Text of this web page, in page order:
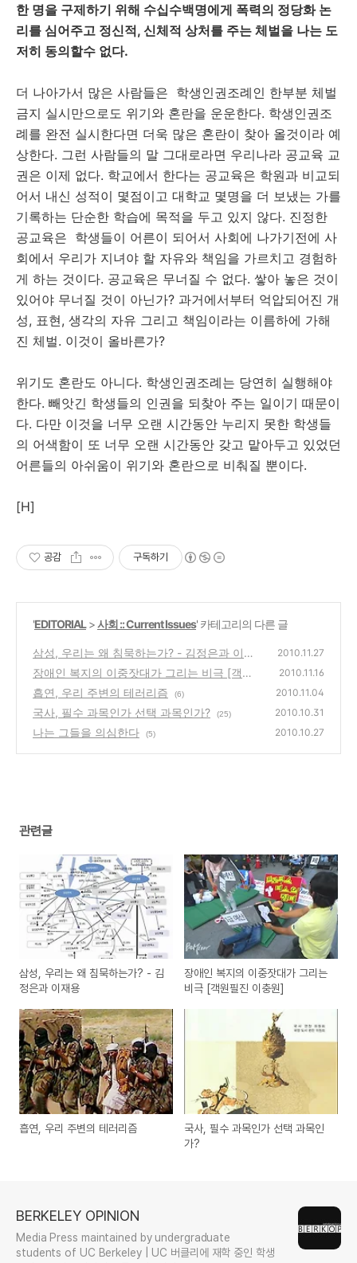
한 명을 구제하기 위해 수십수백명에게 폭력의 정당화 논
리를 심어주고 정신적, 신체적 상처를 주는 체벌을 나는 도
저히 동의할수 없다.
더 나아가서 많은 사람들은 학생인권조례인 한부분 체벌
금지 실시만으로도 위기와 혼란을 운운한다. 학생인권조
례를 완전 실시한다면 더욱 많은 혼란이 찾아 올것이라 예
상한다. 그런 사람들의 말 그대로라면 우리나라 공교육 교
권은 이제 없다. 학교에서 한다는 공교육은 학원과 비교되
어서 내신 성적이 몇점이고 대학교 몇명을 더 보냈는 가를
기록하는 단순한 학습에 목적을 두고 있지 않다. 진정한
공교육은 학생들이 어른이 되어서 사회에 나가기전에 사
회에서 우리가 지녀야 할 자유와 책임을 가르치고 경험하
게 하는 것이다. 공교육은 무너질 수 없다. 쌓아 놓은 것이
있어야 무너질 것이 아닌가? 과거에서부터 억압되어진 개
성, 표현, 생각의 자유 그리고 책임이라는 이름하에 가해
진 체벌. 이것이 올바른가?
위기도 혼란도 아니다. 학생인권조례는 당연히 실행해야
한다. 빼앗긴 학생들의 인권을 되찾아 주는 일이기 때문이
다. 다만 이것을 너무 오랜 시간동안 누리지 못한 학생들
의 어색함이 또 너무 오랜 시간동안 갖고 맡아두고 있었던
어른들의 아쉬움이 위기와 혼란으로 비춰질 뿐이다.
[H]
공감 구독하기
'EDITORIAL>사회 :: Current Issues' 카테고리의 다른 글
삼성, 우리는 왜 침묵하는가? - 김정은과 이재
용
(3)
2010.11.27
장애인 복지의 이중잣대가 그리는 비극 [객원
필진 이충원]
(9)
2010.11.16
흡연, 우리 주변의 테러리즘 (6) 2010.11.04
국사, 필수 과목인가 선택 과목인가? (25) 2010.10.31
나는 그들을 의심한다 (5) 2010.10.27
관련글
삼성, 우리는 왜 침묵하는가? - 김
정은과 이재용
장애인 복지의 이중잣대가 그리는
비극 [객원필진 이충원]
흡연, 우리 주변의 테러리즘
국사, 필수 과목인가 선택 과목인
가?
BERKELEY OPINION
Media Press maintained by undergraduate
students of UC Berkeley | UC 버클리에 재학 중인 학생